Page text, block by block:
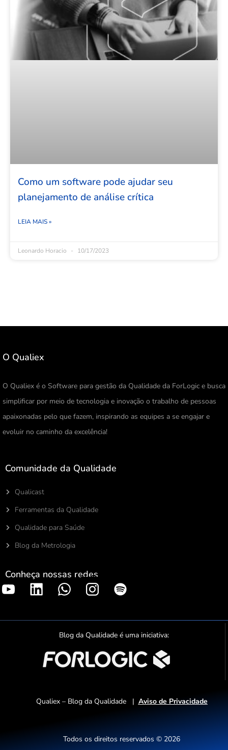
Como um software pode ajudar seu
planejamento de análise crítica
LEIA MAIS »
Leonardo Horacio 10/17/2023
O Qualiex
O Qualiex é o Software para gestão da Qualidade da ForLogic e busca
simplificar por meio de tecnologia e inovação o trabalho de pessoas
apaixonadas pelo que fazem, inspirando as equipes a se engajar e
evoluir no caminho da excelência!
Comunidade da Qualidade
Qualicast
Ferramentas da Qualidade
Qualidade para Saúde
Blog da Metrologia
Conheça nossas redes
S
o
t
f
y
Blog da Qualidade é uma iniciativa:
Qualiex – Blog da Qualidade | Aviso de Privacidade
Todos os direitos reservados © 2026